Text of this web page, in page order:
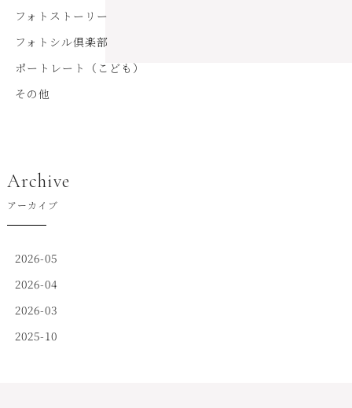
フォトストーリー
フォトシル倶楽部
ポートレート（こども）
その他
Archive
アーカイブ
2026-05
2026-04
2026-03
2025-10